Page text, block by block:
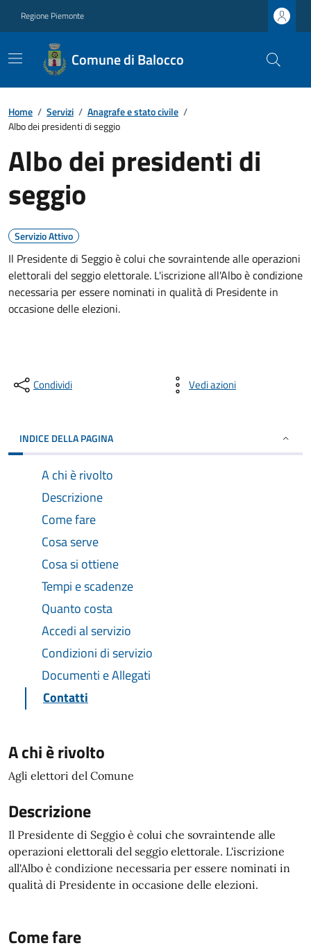
Regione Piemonte
Comune di Balocco
Home / Servizi / Anagrafe e stato civile /
Albo dei presidenti di seggio
Albo dei presidenti di
seggio
Servizio Attivo
Il Presidente di Seggio è colui che sovraintende alle operazioni
elettorali del seggio elettorale. L'iscrizione all'Albo è condizione
necessaria per essere nominati in qualità di Presidente in
occasione delle elezioni.
Condividi Vedi azioni
INDICE DELLA PAGINA
A chi è rivolto
Descrizione
Come fare
Cosa serve
Cosa si ottiene
Tempi e scadenze
Quanto costa
Accedi al servizio
Condizioni di servizio
Documenti e Allegati
Contatti
A chi è rivolto
Agli elettori del Comune
Descrizione
Il Presidente di Seggio è colui che sovraintende alle
operazioni elettorali del seggio elettorale. L'iscrizione
all'Albo è condizione necessaria per essere nominati in
qualità di Presidente in occasione delle elezioni.
Come fare